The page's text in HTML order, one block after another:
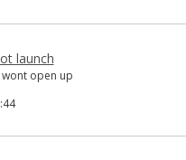
launch
open up